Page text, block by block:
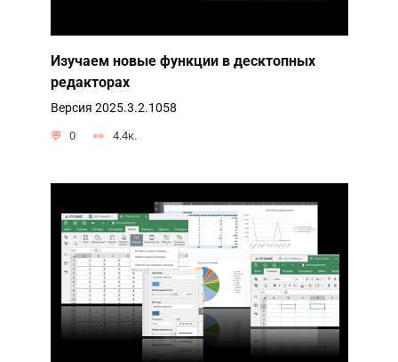
Изучаем новые функции в десктопных
редакторах
Версия 2025.3.2.1058
0 4.4к.